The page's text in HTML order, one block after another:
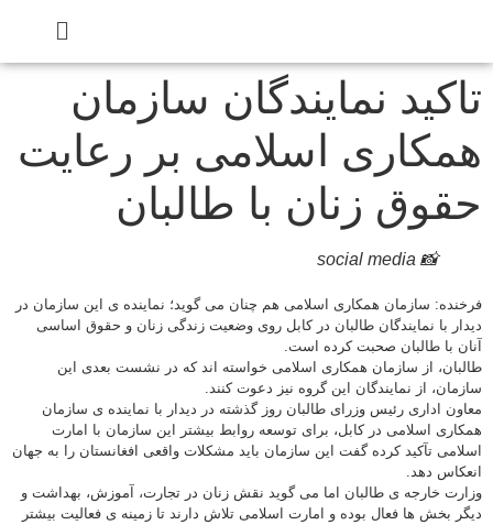
نمایندگان سازمان
اسلامی بر رعایت
زنان با طالبان
سازمان همکاری اسلامی هم چنان می گوید؛ نماینده ی این سازمان در
با نمایندگان طالبان در کابل روی وضعیت زندگی زنان و حقوق اساسی
با طالبان صحبت کرده است.
از سازمان همکاری اسلامی خواسته اند که در نشست بعدی این
از نمایندگان این گروه نیز دعوت کنند.
اداری رئیس وزرای طالبان روز گذشته در دیدار با نماینده ی سازمان
اسلامی در کابل، برای توسعه روابط بیشتر این سازمان با امارت
تآکید کرده گفت این سازمان باید مشکلات واقعی افغانستان را به جهان
دهد.
خارجه ی طالبان اما می گوید نقش زنان در تجارت، آموزش، بهداشت و
بخش ها فعال بوده و امارت اسلامی تلاش دارند تا زمینه ی فعالیت بیشتر